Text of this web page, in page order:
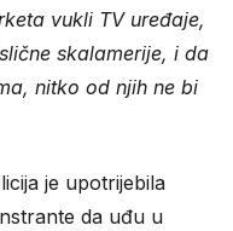
vukli TV uređaje,
skalamerije, i da
nitko od njih ne bi
je upotrijebila
da uđu u